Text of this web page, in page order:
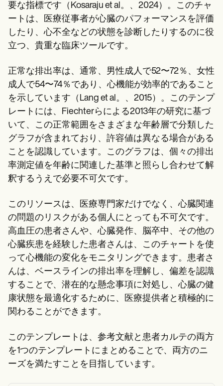
Login
Get started
要な指標です（Kosaraju et al。、2024）。このチャ
ートは、医療従事者が心臓のパフォーマンスを評価
したり、心不全などの状態を診断したりするのに役
立つ、貴重な臨床ツールです。
正常な排出率は、通常、男性成人で52〜72％、女性
成人で54〜74％であり、心機能が効率的であること
を示しています（Lang et al。、2015）。このテンプ
レートには、Fiechterらによる2013年の研究に基づ
いて、この正常範囲をさまざまな年齢層で分類した
グラフが含まれており、許容値は異なる場合がある
ことを認識しています。このグラフは、個々の排出
率測定値を年齢に関連した基準と照らし合わせて解
釈するうえで必要不可欠です。
このリソースは、医療専門家だけでなく、心臓関連
の問題のリスクがある個人にとっても不可欠です。
高血圧の患者さんや、心臓発作、脳卒中、その他の
心臓疾患を経験した患者さんは、このチャートを使
って心機能の変化をモニタリングできます。患者さ
んは、ベースラインの排出率を理解し、偏差を認識
することで、潜在的な懸念事項に対処し、心臓の健
康状態を最適化するために、医療提供者と積極的に
関わることができます。
このテンプレートは、参考文献と患者カルテの両方
を1つのテンプレートにまとめることで、両方のニ
ーズを満たすことを目指しています。